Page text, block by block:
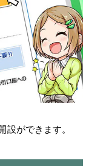
設ができます。